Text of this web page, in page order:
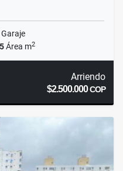
Garaje
Área m2
Arriendo
$2.500.000COP